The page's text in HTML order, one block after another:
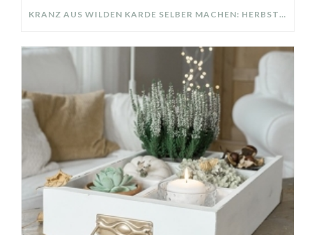
KRANZ AUS WILDEN KARDE SELBER MACHEN: HERBSTDEKO GANZ EINFACH